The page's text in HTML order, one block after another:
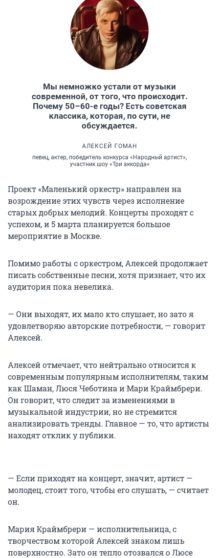
Мы немножко устали от музыки
современной, от того, что происходит.
Почему 50–60-е годы? Есть советская
классика, которая, по сути, не
обсуждается.
АЛЕКСЕЙ ГОМАН
певец, актер, победитель конкурса «Народный артист»,
участник шоу «Три аккорда»
Проект «Маленький оркестр» направлен на
возрождение этих чувств через исполнение
старых добрых мелодий. Концерты проходят с
успехом, и 5 марта планируется большое
мероприятие в Москве.
Помимо работы с оркестром, Алексей продолжает
писать собственные песни, хотя признает, что их
аудитория пока невелика.
— Они выходят, их мало кто слушает, но зато я
удовлетворяю авторские потребности, — говорит
Алексей.
Алексей отмечает, что нейтрально относится к
современным популярным исполнителям, таким
как Шаман, Люся Чеботина и Мари Краймбрери.
Он говорит, что следит за изменениями в
музыкальной индустрии, но не стремится
анализировать тренды. Главное — то, что артисты
находят отклик у публики.
— Если приходят на концерт, значит, артист —
молодец, стоит того, чтобы его слушать, — считает
он.
Мария Краймбрери — исполнительница, с
творчеством которой Алексей знаком лишь
поверхностно. Зато он тепло отозвался о Люсе